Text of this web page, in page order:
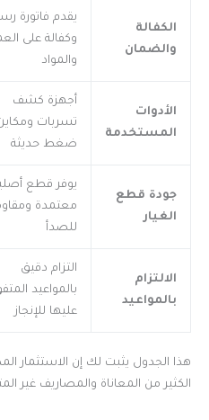
الكفالة
والضمان
يقدم فاتورة
وكفالة على
والمواد
الأدوات
المستخدمة
أجهزة كشف
تسربات
ضغط حديثة
جودة قطع
الغيار
يوفر قطع
معتمدة
للصدأ
الالتزام
بالمواعيد
التزام دقيق
بالمواعيد
عليها للإنجاز
هذا الجدول يثبت لك إن الاستثمار
الكثير من المعاناة والمصاريف غير